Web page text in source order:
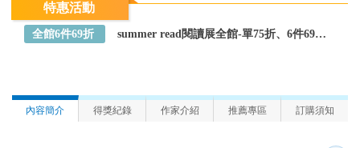
特惠活動
全館6件69折 summer read閱讀展全館-單75折、6件69折～全館任選
內容簡介 得獎紀錄 作家介紹 推薦專區 訂購須知